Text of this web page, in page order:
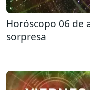
Horóscopo 06 de
sorpresa